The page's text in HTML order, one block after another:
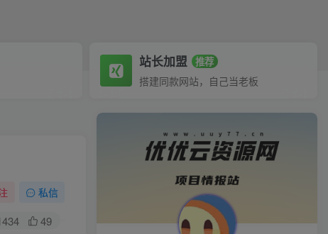
站长加盟 推荐
搭建同款网站，自己当老板
私信
49